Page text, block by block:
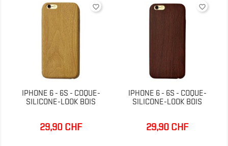
IPHONE 6 - 6S - COQUE-
SILICONE-LOOK BOIS
Prix
29,90 CHF
favorite_border
IPHONE 6 - 6S - COQUE-
SILICONE-LOOK BOIS
Prix
29,90 CHF
favorite_border